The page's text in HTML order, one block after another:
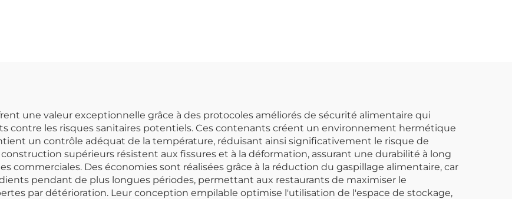
une valeur exceptionnelle grâce à des protocoles améliorés de sécurité alimentaire qui
contre les risques sanitaires potentiels. Ces contenants créent un environnement hermétique
un contrôle adéquat de la température, réduisant ainsi significativement le risque de
supérieurs résistent aux fissures et à la déformation, assurant une durabilité à long
commerciales. Des économies sont réalisées grâce à la réduction du gaspillage alimentaire, car
pendant de plus longues périodes, permettant aux restaurants de maximiser le
par détérioration. Leur conception empilable optimise l'utilisation de l'espace de stockage,